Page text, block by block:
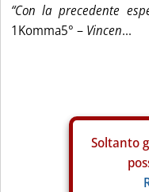
“Con la precedente
1Komma5° – Vincen...
Soltanto